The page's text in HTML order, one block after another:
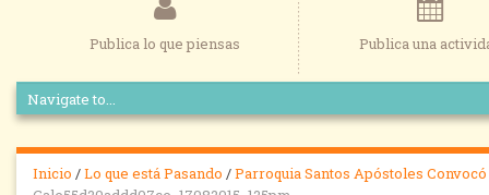
Publica lo que piensas Publica una
Inicio /Lo que está Pasando /Parroquia Santos Apóstoles